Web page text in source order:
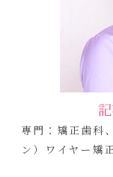
専門：矯正歯科
ン）ワイヤー矯